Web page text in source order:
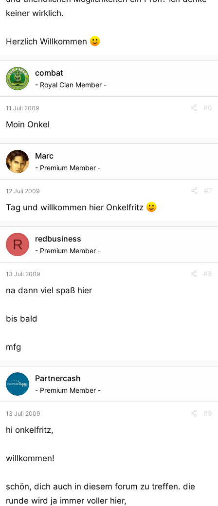
keiner wirklich.
Herzlich Willkommen
combat
- Royal Clan Member -
11 Juli 2009 #6
Moin Onkel
Marc
- Premium Member -
12 Juli 2009 #7
Tag und willkommen hier Onkelfritz
R redbusiness
- Premium Member -
13 Juli 2009 #8
na dann viel spaß hier
bis bald
mfg
Partnercash
- Premium Member -
13 Juli 2009 #9
hi onkelfritz,
willkommen!
schön, dich auch in diesem forum zu treffen. die
runde wird ja immer voller hier,